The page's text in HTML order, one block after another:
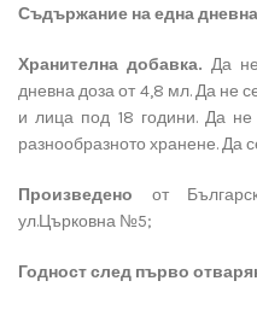
Съдържание на една
Хранителна добавка. Да
дневна доза от 4,8 мл. Да не
и лица под 18 години. Да не
разнообразното хранене. Да
Произведено от
ул.Църковна №5;
Годност след първо